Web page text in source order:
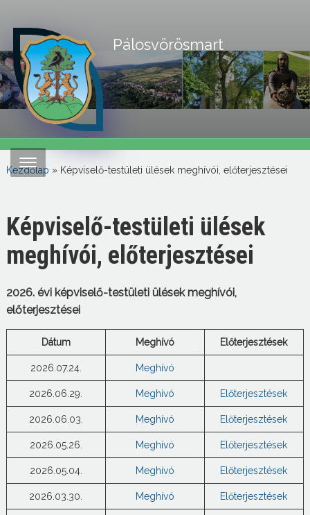
Pálosvörösmart
Kezdőlap » Képviselő-testületi ülések meghívói, előterjesztései
Képviselő-testületi ülések
meghívói, előterjesztései
2026. évi képviselő-testületi ülések meghívói,
előterjesztései
Dátum Meghívó Előterjesztések
2026.07.24. Meghívó
2026.06.29. Meghívó Előterjesztések
2026.06.03. Meghívó Előterjesztések
2026.05.26. Meghívó Előterjesztések
2026.05.04. Meghívó Előterjesztések
2026.03.30. Meghívó Előterjesztések